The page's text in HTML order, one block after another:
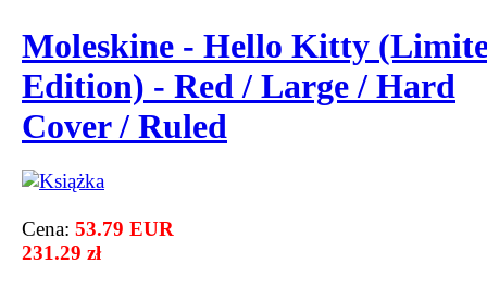
Moleskine - Hello Kitty
Edition) - Red / Large / Hard
Cover / Ruled
Cena: 53.79 EUR
231.29 zł